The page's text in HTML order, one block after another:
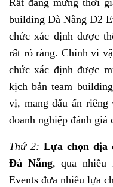
Rất đáng mừng thời
building Đà Nẵng D2
chức xác định được
rất rỏ ràng. Chính vì
chức xác định được
kịch bản team
vị, mang dấu ấn
doanh nghiệp đánh giá
Thứ 2: Lựa chọn địa
Đà Nẵng, qua nhiều
Events đưa nhiều lựa